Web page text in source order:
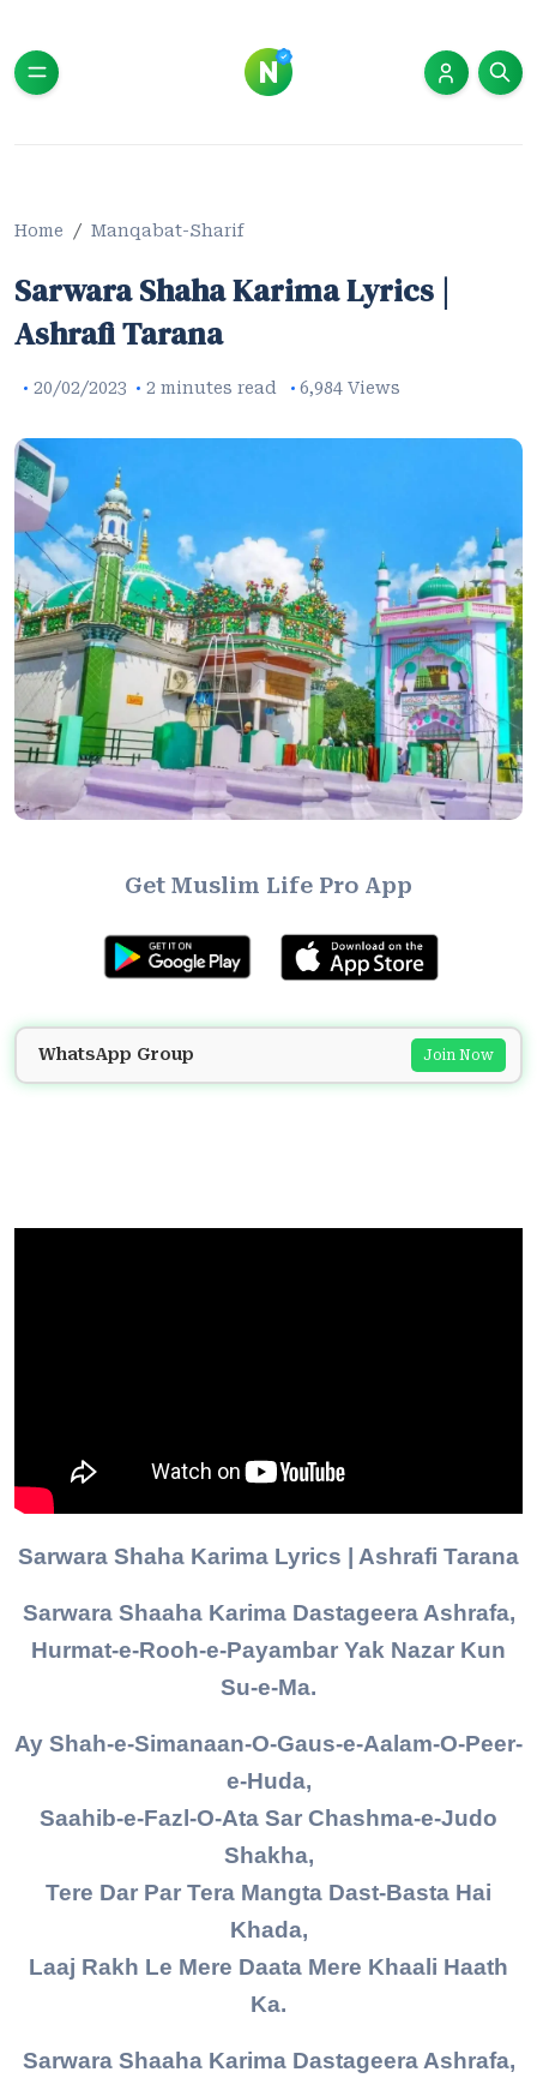
Home Manqabat-Sharif
Sarwara Shaha Karima Lyrics |
Ashrafi Tarana
20/02/2023 2 minutes read 6,984 Views
Get Muslim Life Pro App
WhatsApp Group Join Now
Sarwara Shaha Karima Lyrics | Ashrafi Tarana
Sarwara Shaaha Karima Dastageera Ashrafa,
Hurmat-e-Rooh-e-Payambar Yak Nazar Kun
Su-e-Ma.
Ay Shah-e-Simanaan-O-Gaus-e-Aalam-O-Peer-
e-Huda,
Saahib-e-Fazl-O-Ata Sar Chashma-e-Judo
Shakha,
Tere Dar Par Tera Mangta Dast-Basta Hai
Khada,
Laaj Rakh Le Mere Daata Mere Khaali Haath
Ka.
Sarwara Shaaha Karima Dastageera Ashrafa,